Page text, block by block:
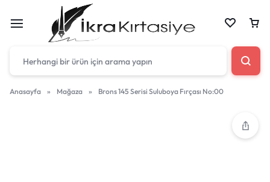
Anasayfa » Mağaza » Brons 145 Serisi Suluboya Fırçası No:00